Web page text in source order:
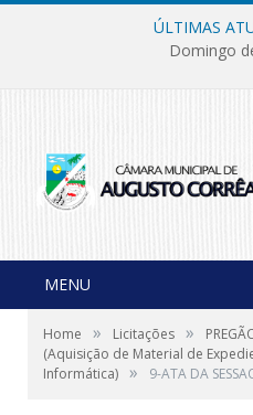
ÚLTIMAS
Domingo
MENU
Home » Licitações »
(Aquisição de Material de
Informática) » 9-ATA DA